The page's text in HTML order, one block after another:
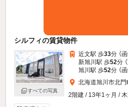
シルフィの賃貸物件
すべての写真
近文駅 歩33分 （
新旭川駅 歩52分
旭川駅 歩52分 （
北海道旭川市北門
2階建 / 13年1ヶ月 /